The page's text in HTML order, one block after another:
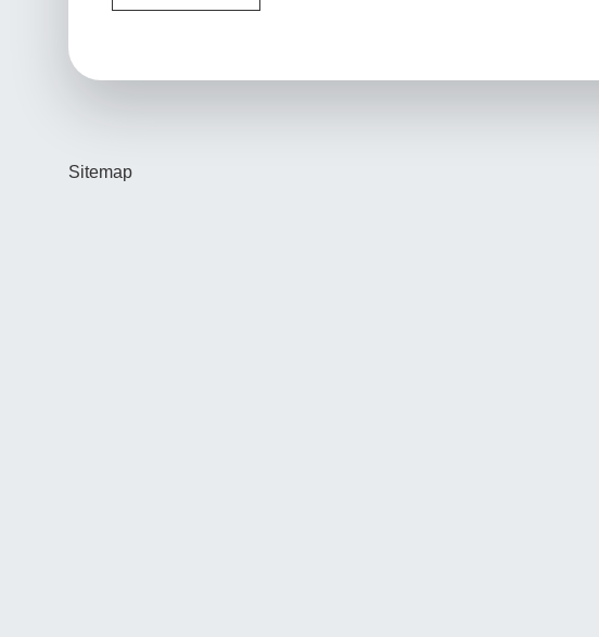
Kaç
Sitemap